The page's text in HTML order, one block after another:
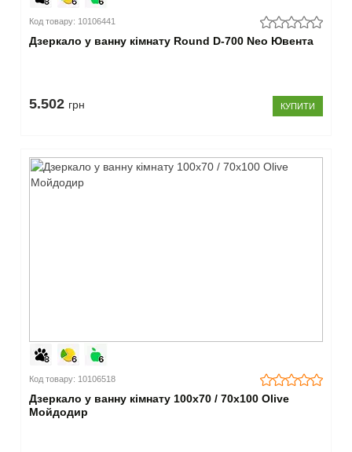
Код товару: 10106441
Дзеркало у ванну кімнату Round D-700 Neo Ювента
5.502 грн КУПИТИ
Код товару: 10106518
Дзеркало у ванну кімнату 100х70 / 70х100 Olive
Мойдодир